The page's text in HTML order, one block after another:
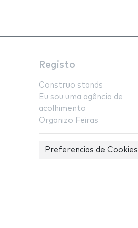
Registo
Construo stands
Eu sou uma agência de
acolhimento
Organizo Feiras
Preferencias de Cookies